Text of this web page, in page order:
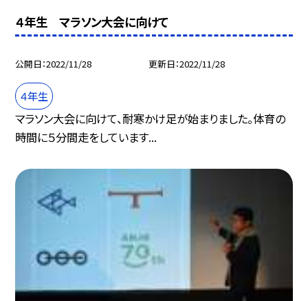
４年生 マラソン大会に向けて
公開日 2022/11/28 更新日 2022/11/28
４年生
マラソン大会に向けて、耐寒かけ足が始まりました。体育の
時間に５分間走をしています...